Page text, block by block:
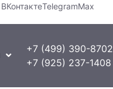
ВКонтактеTelegramMax
+7 (499) 390-8702
+7 (925) 237-1408